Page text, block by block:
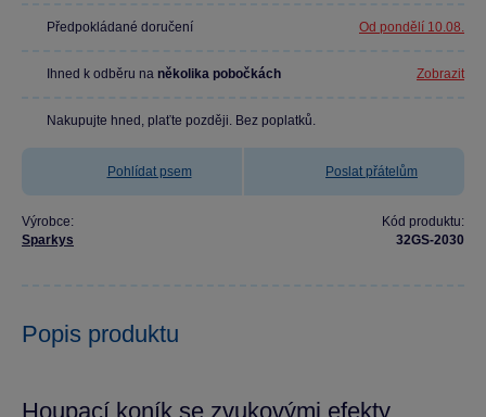
Předpokládané doručení Od pondělí 10.08.
Ihned k odběru na několika pobočkách Zobrazit
Nakupujte hned, plaťte později. Bez poplatků.
Pohlídat psem Poslat přátelům
Výrobce:
Sparkys
Kód produktu:
32GS-2030
Popis produktu
Houpací koník se zvukovými efekty